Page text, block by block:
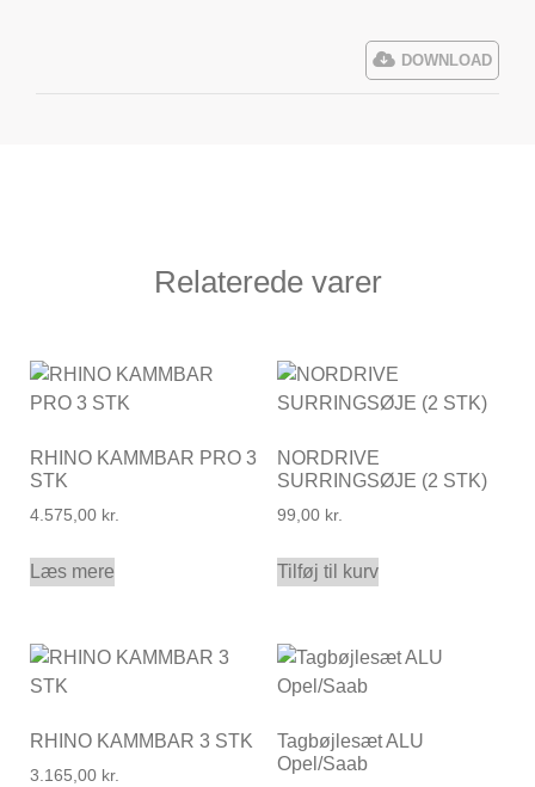
DOWNLOAD
Relaterede varer
RHINO KAMMBAR PRO 3
STK
4.575,00 kr.
Læs mere
NORDRIVE
SURRINGSØJE (2 STK)
99,00 kr.
Tilføj til kurv
RHINO KAMMBAR 3 STK
3.165,00 kr.
Tagbøjlesæt ALU
Opel/Saab